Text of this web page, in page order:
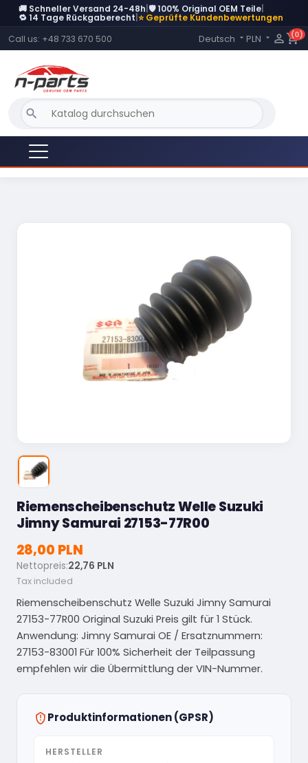
🚚 Schneller Versand 24-48h 🛡️ 100% Original OEM Teile
🔁 14 Tage Rückgaberecht ⭐ Geprüfte Kundenbewertungen
Call us: +48 733 670 500 Language:
Deutsch  PLN   shopping_cart
(0)
search
DERZEIT NICHT AUF LAGER
Riemenscheibenschutz Welle Suzuki
Jimny Samurai 27153-77R00
28,00 PLN
Nettopreis:22,76 PLN
Tax included
Riemenscheibenschutz Welle Suzuki Jimny Samurai
27153-77R00 Original Suzuki Preis gilt für 1 Stück.
Anwendung: Jimny Samurai OE / Ersatznummern:
27153-83001 Für 100% Sicherheit der Teilpassung
empfehlen wir die Übermittlung der VIN-Nummer.
Produktinformationen (GPSR)
HERSTELLER